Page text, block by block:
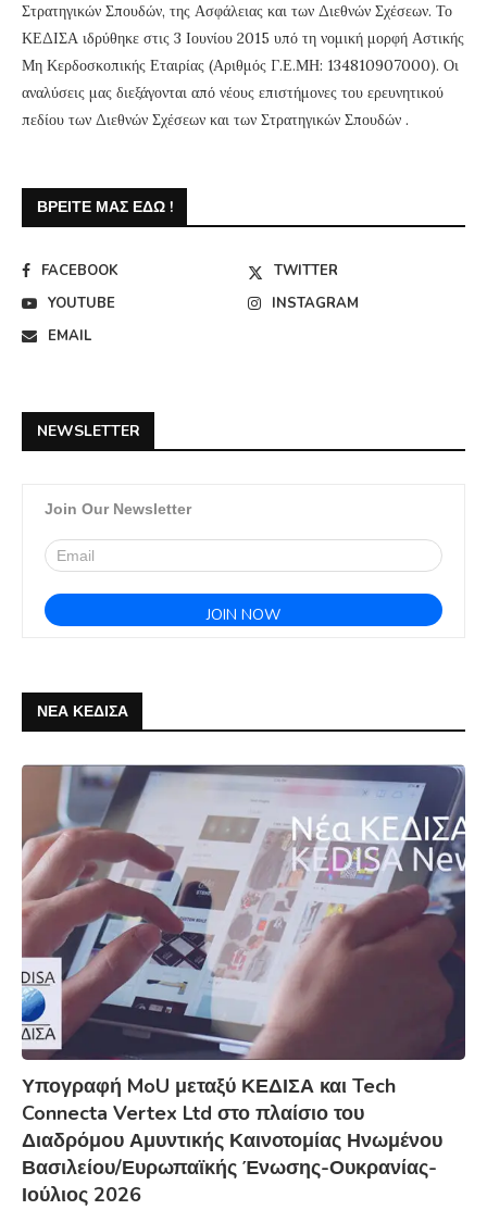
Στρατηγικών Σπουδών, της Ασφάλειας και των Διεθνών Σχέσεων. Το
ΚΕΔΙΣΑ ιδρύθηκε στις 3 Ιουνίου 2015 υπό τη νομική μορφή Αστικής
Μη Κερδοσκοπικής Εταιρίας (Αριθμός Γ.Ε.ΜΗ: 134810907000). Οι
αναλύσεις μας διεξάγονται από νέους επιστήμονες του ερευνητικού
πεδίου των Διεθνών Σχέσεων και των Στρατηγικών Σπουδών .
ΒΡΕΊΤΕ ΜΑΣ ΕΔΏ !
FACEBOOK
TWITTER
YOUTUBE
INSTAGRAM
EMAIL
NEWSLETTER
Join Our Newsletter
ΝΕΑ ΚΕΔΙΣΑ
Υπογραφή MoU μεταξύ ΚΕΔΙΣΑ και Tech
Connecta Vertex Ltd στο πλαίσιο του
Διαδρόμου Αμυντικής Καινοτομίας Ηνωμένου
Βασιλείου/Ευρωπαϊκής Ένωσης-Ουκρανίας-
Ιούλιος 2026